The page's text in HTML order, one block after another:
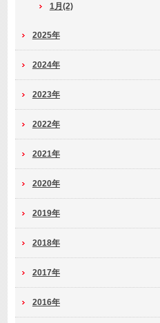
1月(2)
2025年
2024年
2023年
2022年
2021年
2020年
2019年
2018年
2017年
2016年